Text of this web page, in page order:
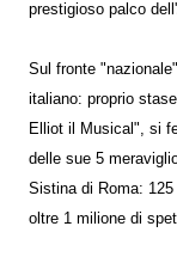
prestigioso palco
Sul fronte
italiano: proprio
Elliot il Musical", si
delle sue 5
Sistina di Roma:
oltre 1 milione di